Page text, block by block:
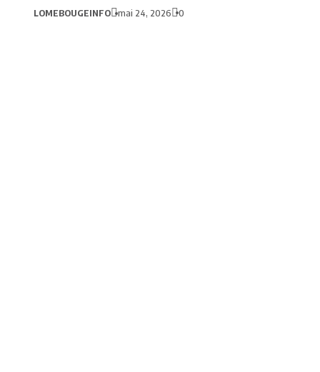
LOMEBOUGEINFO mai 24, 2026 0